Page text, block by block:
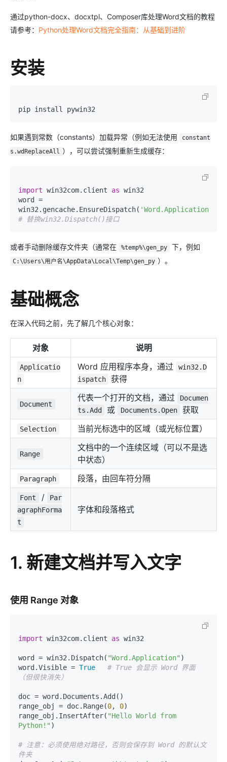
通过python-docx、docxtpl、Composer库处理Word文档的教程
请参考： Python处理Word文档完全指南：从基础到进阶
安装
如果遇到常数（constants）加载异常（例如无法使用
constant
s.wdReplaceAll ），可以尝试强制重新生成缓存：
import win32com.client as win32
word =
win32.gencache.EnsureDispatch( 'Word.Application'
# 替换win32.Dispatch()接口
或者手动删除缓存文件夹（通常在 %temp%\gen_py 下，例如
C:\Users\用户名\AppData\Local\Temp\gen_py ）。
基础概念
在深入代码之前，先了解几个核心对象：
对象 说明
Applicatio
n
Word 应用程序本身，通过
win32.D
ispatch
获得
Document
代表一个打开的文档，通过
Documen
ts.Add
或 Documents.Open 获取
Selection 当前光标选中的区域（或光标位置）
Range
文档中的一个连续区域（可以不是选
中状态）
Paragraph 段落，由回车符分隔
Font /
Par
agraphForma
t
字体和段落格式
1. 新建文档并写入文字
使用 Range 对象
import win32com.client as win32
word = win32.Dispatch( "Word.Application" )
word.Visible = True
# True 会显示 Word 界面
（但很快消失）
doc = word.Documents.Add()
range_obj = doc.Range(0, 0)
range_obj.InsertAfter( "Hello World from
Python!" )
# 注意：必须使用绝对路径，否则会保存到 Word 的默认文
件夹